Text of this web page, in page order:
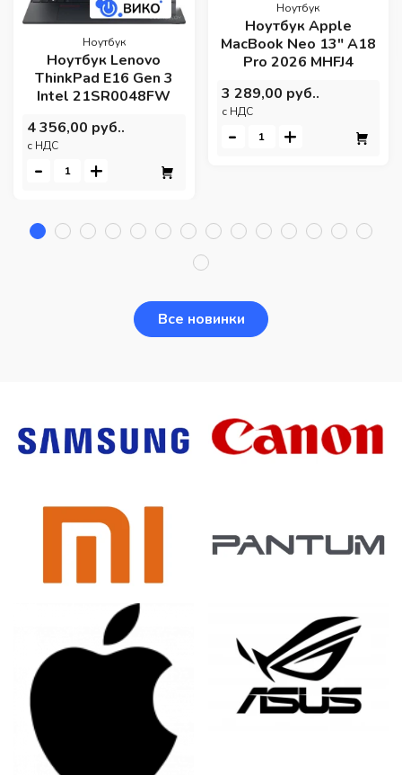
Ноутбук
Ноутбук Lenovo
ThinkPad E16 Gen 3
Intel 21SR0048FW
4 356,00 руб..
c НДС
- +
Ноутбук
Ноутбук Apple
MacBook Neo 13" A18
Pro 2026 MHFJ4
3 289,00 руб..
c НДС
- +
Все новинки